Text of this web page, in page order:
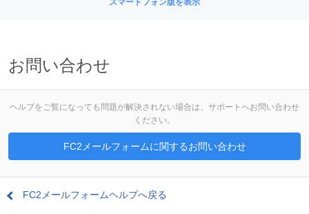
スマートフォン版を表示
お問い合わせ
ヘルプをご覧になっても問題が解決されない場合は、サポートへお問い合わせ
ください。
FC2メールフォームに関するお問い合わせ
FC2メールフォームヘルプへ戻る